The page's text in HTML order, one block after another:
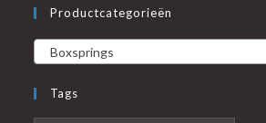
Productcategorieën
Boxsprings
Tags